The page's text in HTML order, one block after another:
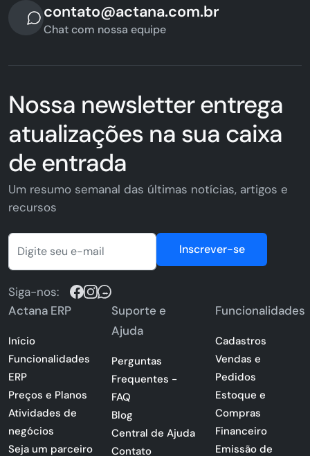
contato@actana.com.br
Chat com nossa equipe
Nossa newsletter entrega
atualizações na sua caixa
de entrada
Um resumo semanal das últimas notícias, artigos e
recursos
Inscrever-se
Siga-nos:
Actana ERP
Início
Funcionalidades
ERP
Preços e Planos
Atividades de
negócios
Seja um parceiro
Suporte e
Ajuda
Perguntas
Frequentes -
FAQ
Blog
Central de Ajuda
Contato
Funcionalidades
Cadastros
Vendas e
Pedidos
Estoque e
Compras
Financeiro
Emissão de